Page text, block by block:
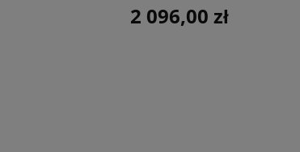
Cena
2 096,00 zł